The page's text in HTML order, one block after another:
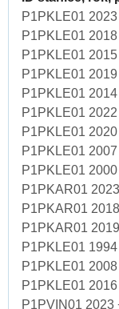
P1PKLE01 2023
P1PKLE01 2018
P1PKLE01 2015
P1PKLE01 2019
P1PKLE01 2014
P1PKLE01 2022
P1PKLE01 2020
P1PKLE01 2007
P1PKLE01 2000
P1PKAR01
P1PKAR01
P1PKAR01
P1PKLE01 1994
P1PKLE01 2008
P1PKLE01 2016
P1PVIN01 2023